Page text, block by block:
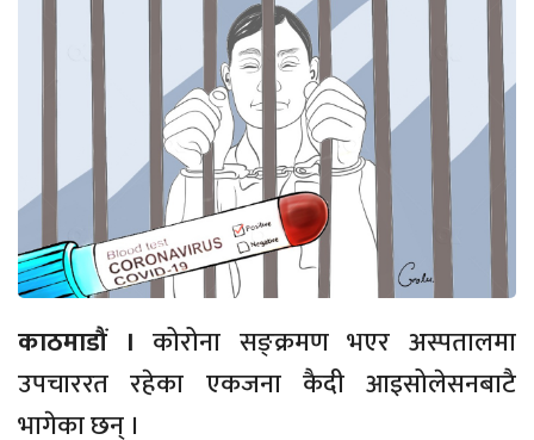
काठमाडौं । कोरोना सङ्क्रमण भएर अस्पतालमा
उपचाररत रहेका एकजना कैदी आइसोलेसनबाटै
भागेका छन् ।